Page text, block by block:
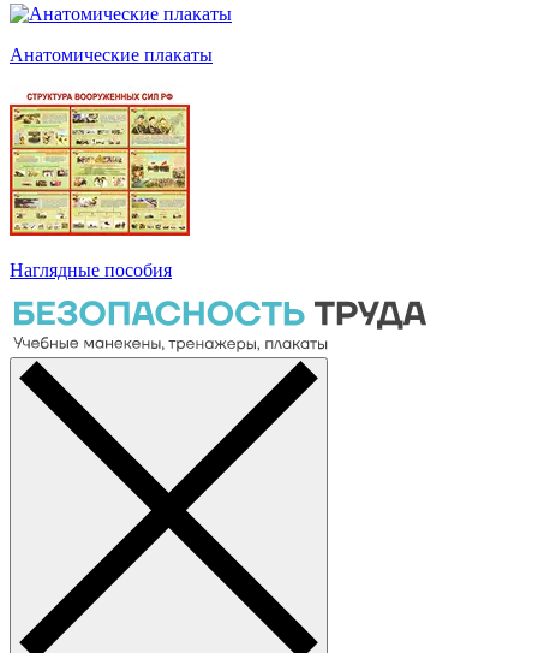
Анатомические плакаты
Наглядные пособия